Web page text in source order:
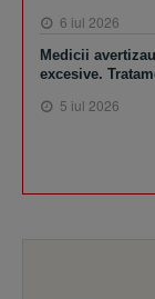
6 iul 2026
Medicii
excesive.
5 iul 2026